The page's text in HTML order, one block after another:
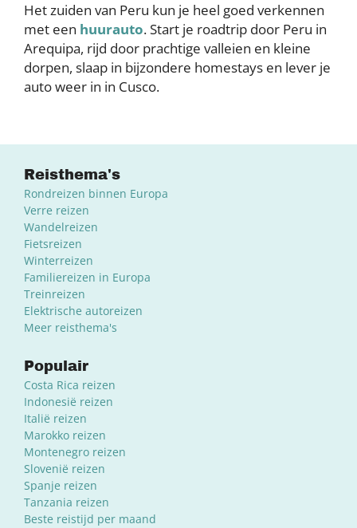
Het zuiden van Peru kun je heel goed verkennen
met een huurauto. Start je roadtrip door Peru in
Arequipa, rijd door prachtige valleien en kleine
dorpen, slaap in bijzondere homestays en lever je
auto weer in in Cusco.
Reisthema's
Rondreizen binnen Europa
Verre reizen
Wandelreizen
Fietsreizen
Winterreizen
Familiereizen in Europa
Treinreizen
Elektrische autoreizen
Meer reisthema's
Populair
Costa Rica reizen
Indonesië reizen
Italië reizen
Marokko reizen
Montenegro reizen
Slovenië reizen
Spanje reizen
Tanzania reizen
Beste reistijd per maand